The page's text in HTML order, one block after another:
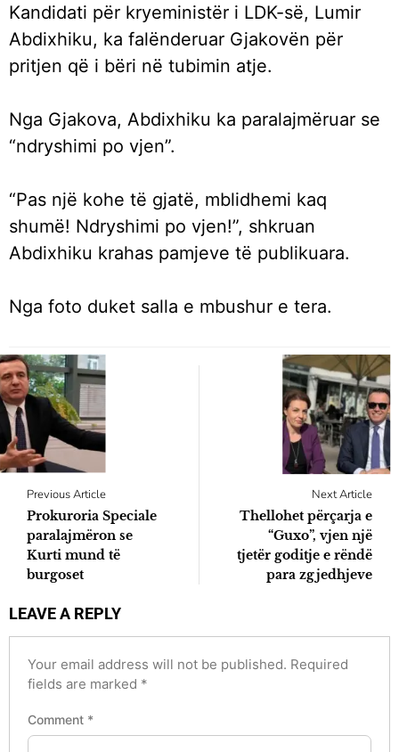
Kandidati për kryeministër i LDK-së, Lumir
Abdixhiku, ka falënderuar Gjakovën për
pritjen që i bëri në tubimin atje.
Nga Gjakova, Abdixhiku ka paralajmëruar se
“ndryshimi po vjen”.
“Pas një kohe të gjatë, mblidhemi kaq
shumë! Ndryshimi po vjen!”, shkruan
Abdixhiku krahas pamjeve të publikuara.
Nga foto duket salla e mbushur e tera.
Previous Article
Prokuroria Speciale
paralajmëron se
Kurti mund të
burgoset
Next Article
Thellohet përçarja e
“Guxo”, vjen një
tjetër goditje e rëndë
para zgjedhjeve
LEAVE A REPLY
Your email address will not be published. Required
fields are marked *
Comment *